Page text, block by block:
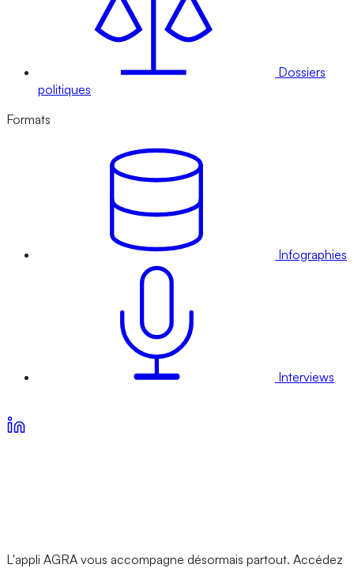
Dossiers
politiques
Formats
Infographies
Interviews
L'appli AGRA vous accompagne désormais partout. Accédez